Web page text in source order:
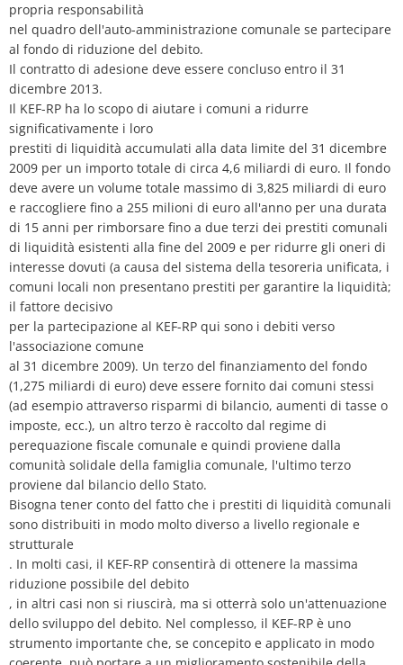
propria responsabilità
nel quadro dell'auto-amministrazione comunale se partecipare
al fondo di riduzione del debito.
Il contratto di adesione deve essere concluso entro il 31
dicembre 2013.
Il KEF-RP ha lo scopo di aiutare i comuni a ridurre
significativamente i loro
prestiti di liquidità accumulati alla data limite del 31 dicembre
2009 per un importo totale di circa 4,6 miliardi di euro. Il fondo
deve avere un volume totale massimo di 3,825 miliardi di euro
e raccogliere fino a 255 milioni di euro all'anno per una durata
di 15 anni per rimborsare fino a due terzi dei prestiti comunali
di liquidità esistenti alla fine del 2009 e per ridurre gli oneri di
interesse dovuti (a causa del sistema della tesoreria unificata, i
comuni locali non presentano prestiti per garantire la liquidità;
il fattore decisivo
per la partecipazione al KEF-RP qui sono i debiti verso
l'associazione comune
al 31 dicembre 2009). Un terzo del finanziamento del fondo
(1,275 miliardi di euro) deve essere fornito dai comuni stessi
(ad esempio attraverso risparmi di bilancio, aumenti di tasse o
imposte, ecc.), un altro terzo è raccolto dal regime di
perequazione fiscale comunale e quindi proviene dalla
comunità solidale della famiglia comunale, l'ultimo terzo
proviene dal bilancio dello Stato.
Bisogna tener conto del fatto che i prestiti di liquidità comunali
sono distribuiti in modo molto diverso a livello regionale e
strutturale
. In molti casi, il KEF-RP consentirà di ottenere la massima
riduzione possibile del debito
, in altri casi non si riuscirà, ma si otterrà solo un'attenuazione
dello sviluppo del debito. Nel complesso, il KEF-RP è uno
strumento importante che, se concepito e applicato in modo